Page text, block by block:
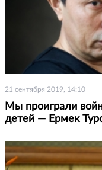
21 сентября 2019, 14:10
Мы проиграли
детей — Ермек